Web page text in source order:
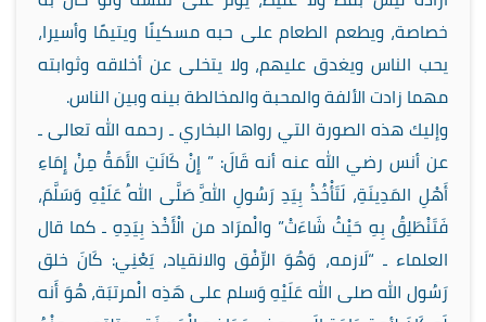
خصاصة، ويطعم الطعام على حبه مسكينًا ويتيمًا وأسيرا،
يحب الناس ويغدق عليهم، ولا يتخلى عن أخلاقه وثوابته
مهما زادت الألفة والمحبة والمخالطة بينه وبين الناس.
وإليك هذه الصورة التي رواها البخاري ـ رحمه الله تعالى ـ
عن أنس رضي الله عنه أنه قَالَ: ” إِنْ كَانَتِ الأَمَةُ مِنْ إِمَاءِ
أَهْلِ المَدِينَةِ، لَتَأْخُذُ بِيَدِ رَسُولِ اللَّهِ صَلَّى اللهُ عَلَيْهِ وَسَلَّمَ،
فَتَنْطَلِقُ بِهِ حَيْثُ شَاءَتْ” والْمرَاد من الْأَخْذ بِيَدِهِ ـ كما قال
العلماء ـ “لَازمه، وَهُوَ الرِّفْق والانقياد، يَعْنِي: كَانَ خلق
رَسُول الله صلى الله عَلَيْهِ وَسلم على هَذِه الْمرتبَة، هُوَ أَنه